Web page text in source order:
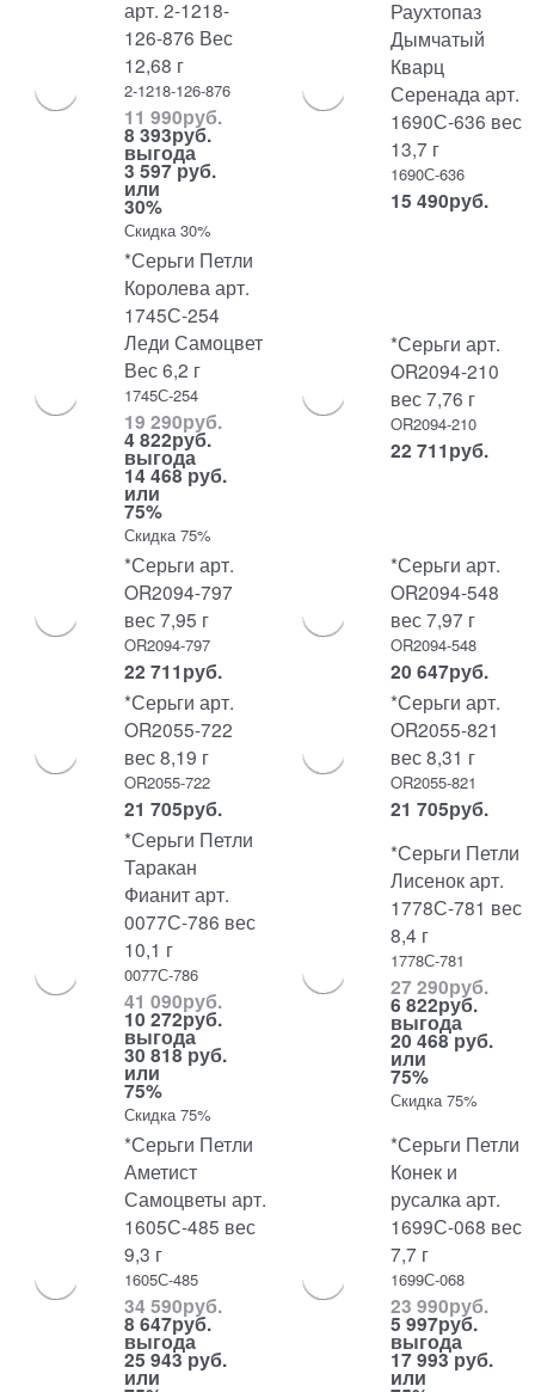
арт. 2-1218-
126-876 Вес
12,68 г
2-1218-126-876
11 990руб.
8 393руб.
выгода
3 597 руб.
или
30%
Скидка 30%
Раухтопаз
Дымчатый
Кварц
Серенада арт.
1690С-636 вес
13,7 г
1690С-636
15 490руб.
*Серьги Петли
Королева арт.
1745С-254
Леди Самоцвет
Вес 6,2 г
1745С-254
19 290руб.
4 822руб.
выгода
14 468 руб.
или
75%
Скидка 75%
*Серьги арт.
OR2094-210
вес 7,76 г
OR2094-210
22 711руб.
*Серьги арт.
OR2094-797
вес 7,95 г
OR2094-797
22 711руб.
*Серьги арт.
OR2094-548
вес 7,97 г
OR2094-548
20 647руб.
*Серьги арт.
OR2055-722
вес 8,19 г
OR2055-722
21 705руб.
*Серьги арт.
OR2055-821
вес 8,31 г
OR2055-821
21 705руб.
*Серьги Петли
Таракан
Фианит арт.
0077С-786 вес
10,1 г
0077С-786
41 090руб.
10 272руб.
выгода
30 818 руб.
или
75%
Скидка 75%
*Серьги Петли
Лисенок арт.
1778С-781 вес
8,4 г
1778С-781
27 290руб.
6 822руб.
выгода
20 468 руб.
или
75%
Скидка 75%
*Серьги Петли
Аметист
Самоцветы арт.
1605С-485 вес
9,3 г
1605С-485
34 590руб.
8 647руб.
выгода
25 943 руб.
или
*Серьги Петли
Конек и
русалка арт.
1699С-068 вес
7,7 г
1699С-068
23 990руб.
5 997руб.
выгода
17 993 руб.
или